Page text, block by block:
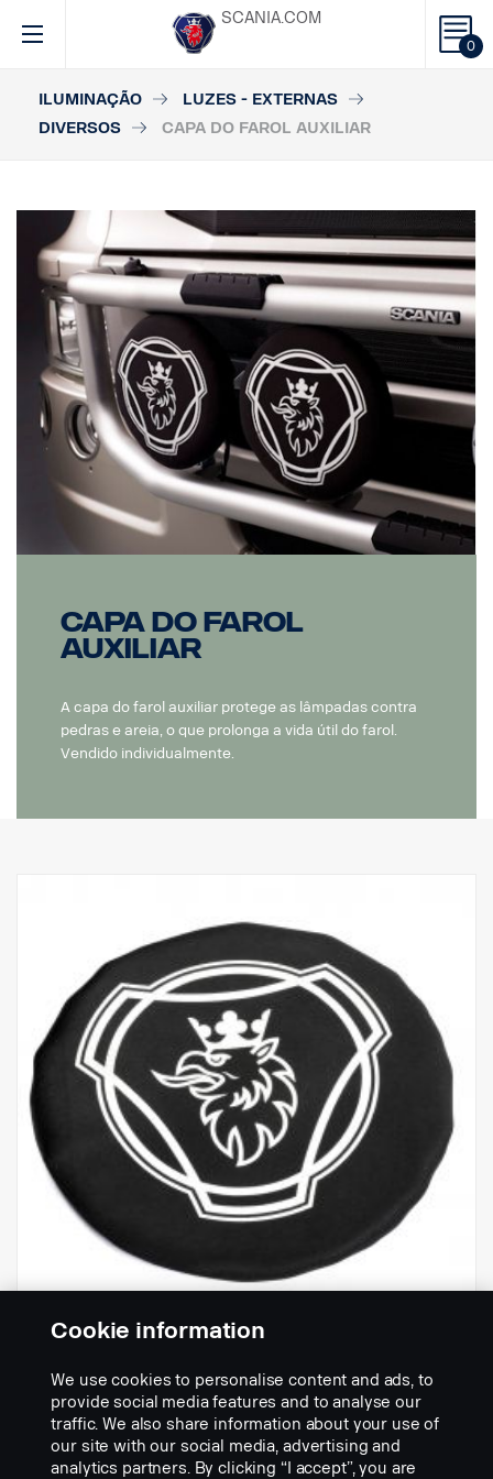
0
SCANIA.COM
ILUMINAÇÃO
LUZES - EXTERNAS
DIVERSOS
CAPA DO FAROL AUXILIAR
Capa do farol
auxiliar
A capa do farol auxiliar protege as lâmpadas contra
pedras e areia, o que prolonga a vida útil do farol.
Vendido individualmente.
— Capas para lâmpadas em tecido
macio, logotipo da Scania
Nº da peça:1931151
Part Description:
Cookie information
We use cookies to personalise content and ads, to
provide social media features and to analyse our
traffic. We also share information about your use of
our site with our social media, advertising and
analytics partners. By clicking “I accept”, you are